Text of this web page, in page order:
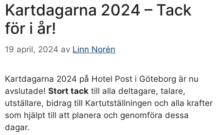
Kartdagarna 2024 – Tack
för i år!
19 april, 2024 av Linn Norén
Kartdagarna 2024 på Hotel Post i Göteborg är nu
avslutade! Stort tack till alla deltagare, talare,
utställare, bidrag till Kartutställningen och alla krafter
som hjälpt till att planera och genomföra dessa
dagar.